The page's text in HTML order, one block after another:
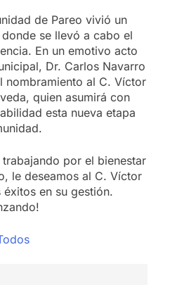
de Pareo vivió un
se llevó a cabo el
En un emotivo acto
Dr. Carlos Navarro
nombramiento al C. Víctor
quien asumirá con
esta nueva etapa
por el bienestar
le deseamos al C. Víctor
en su gestión.